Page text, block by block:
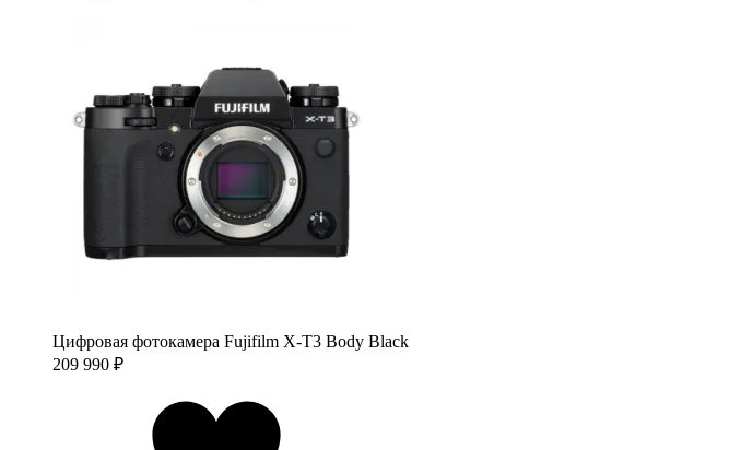
Цифровая фотокамера Fujifilm X-T3 Body Black
209 990 ₽